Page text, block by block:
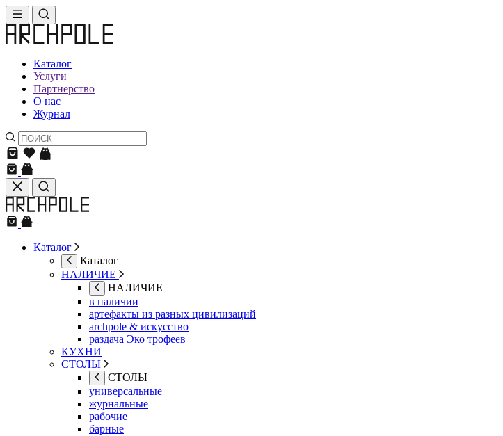
Каталог
Услуги
Партнерство
О нас
Журнал
Каталог
Каталог
НАЛИЧИЕ
НАЛИЧИЕ
в наличии
артефакты из разных цивилизаций
archpole & искусство
раздача Эко трофеев
КУХНИ
СТОЛЫ
СТОЛЫ
универсальные
журнальные
рабочие
барные